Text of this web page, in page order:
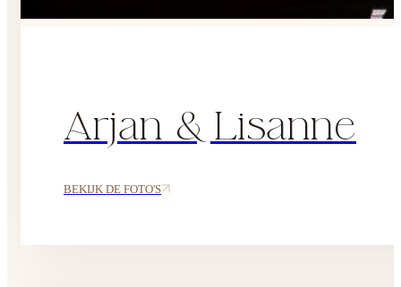
Arjan & Lisanne
BEKIJK DE FOTO'S